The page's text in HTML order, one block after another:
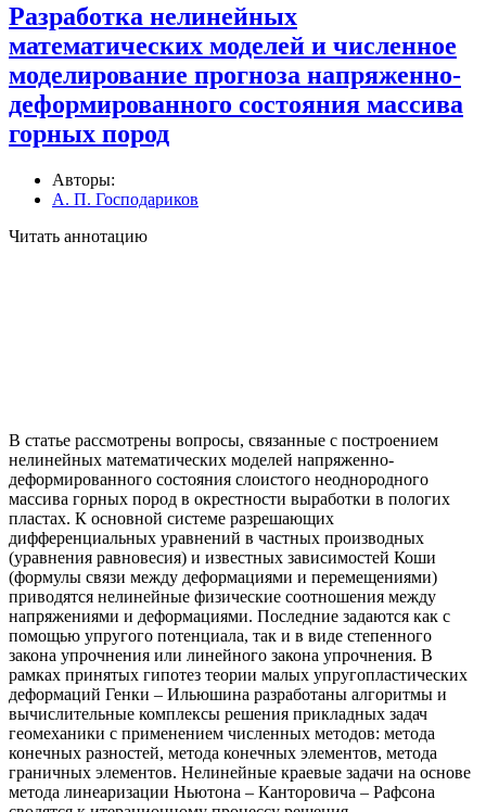
Разработка нелинейных
математических моделей и численное
моделирование прогноза напряженно-
деформированного состояния массива
горных пород
Авторы:
А. П. Господариков
Читать аннотацию
В статье рассмотрены вопросы, связанные с построением
нелинейных математических моделей напряженно-
деформированного состояния слоистого неоднородного
массива горных пород в окрестности выработки в пологих
пластах. К основной системе разрешающих
дифференциальных уравнений в частных производных
(уравнения равновесия) и известных зависимостей Коши
(формулы связи между деформациями и перемещениями)
приводятся нелинейные физические соотношения между
напряжениями и деформациями. Последние задаются как с
помощью упругого потенциала, так и в виде степенного
закона упрочнения или линейного закона упрочнения. В
рамках принятых гипотез теории малых упругопластических
деформаций Генки – Ильюшина разработаны алгоритмы и
вычислительные комплексы решения прикладных задач
геомеханики с применением численных методов: метода
конечных разностей, метода конечных элементов, метода
граничных элементов. Нелинейные краевые задачи на основе
метода линеаризации Ньютона – Канторовича – Рафсона